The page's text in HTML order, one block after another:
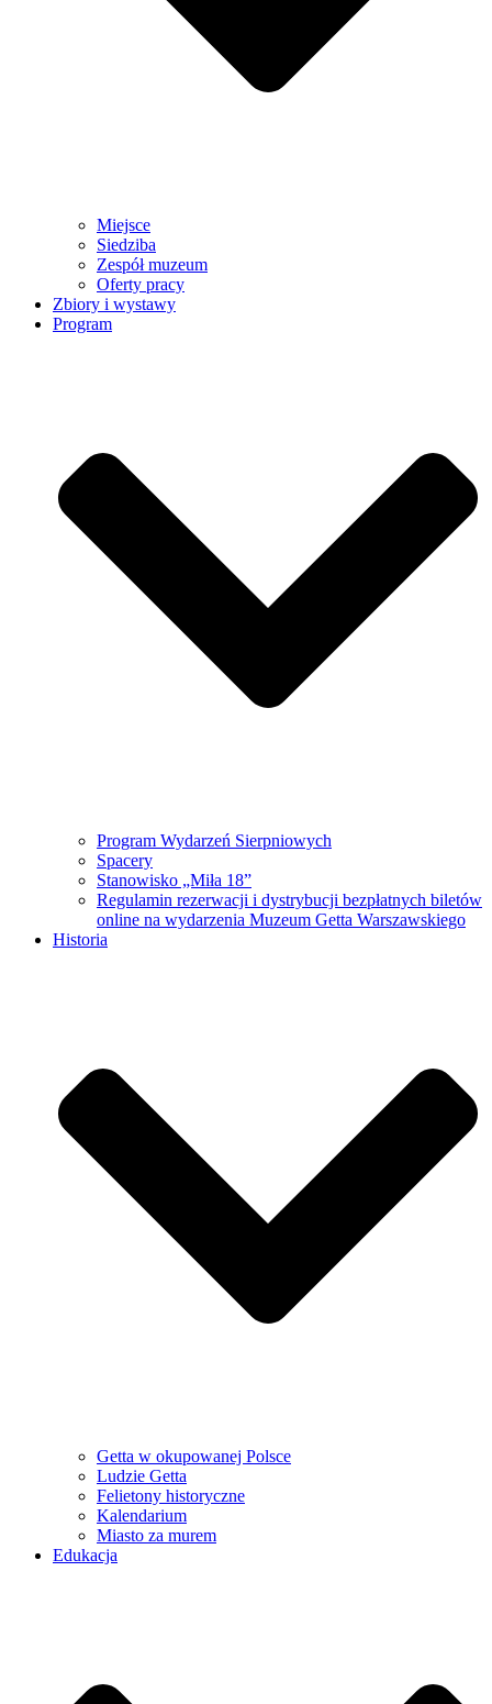
Miejsce
Siedziba
Zespół muzeum
Oferty pracy
Zbiory i wystawy
Program
Program Wydarzeń Sierpniowych
Spacery
Stanowisko „Miła 18”
Regulamin rezerwacji i dystrybucji bezpłatnych biletów
online na wydarzenia Muzeum Getta Warszawskiego
Historia
Getta w okupowanej Polsce
Ludzie Getta
Felietony historyczne
Kalendarium
Miasto za murem
Edukacja